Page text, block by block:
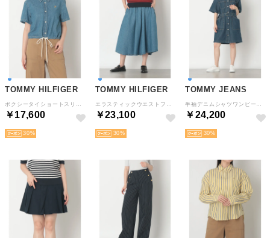
TOMMY HILFIGER
￥17,600
30
TOMMY HILFIGER
￥23,100
30
TOMMY JEANS
￥24,200
30